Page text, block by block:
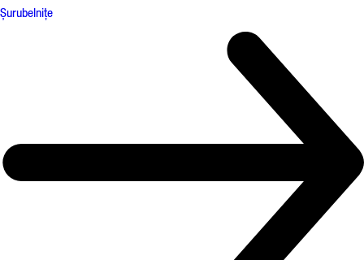
Șurubelnițe